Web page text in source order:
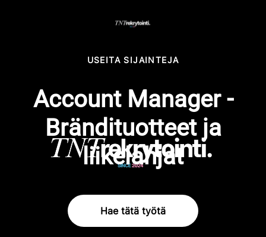
USEITA SIJAINTEJA
Account Manager -
Brändituotteet ja
liikelahjat
Hae tätä työtä